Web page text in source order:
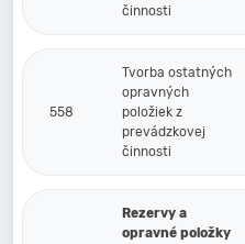
činnosti
558
Tvorba ostatných
opravných
položiek z
prevádzkovej
činnosti
Rezervy a
opravné položky